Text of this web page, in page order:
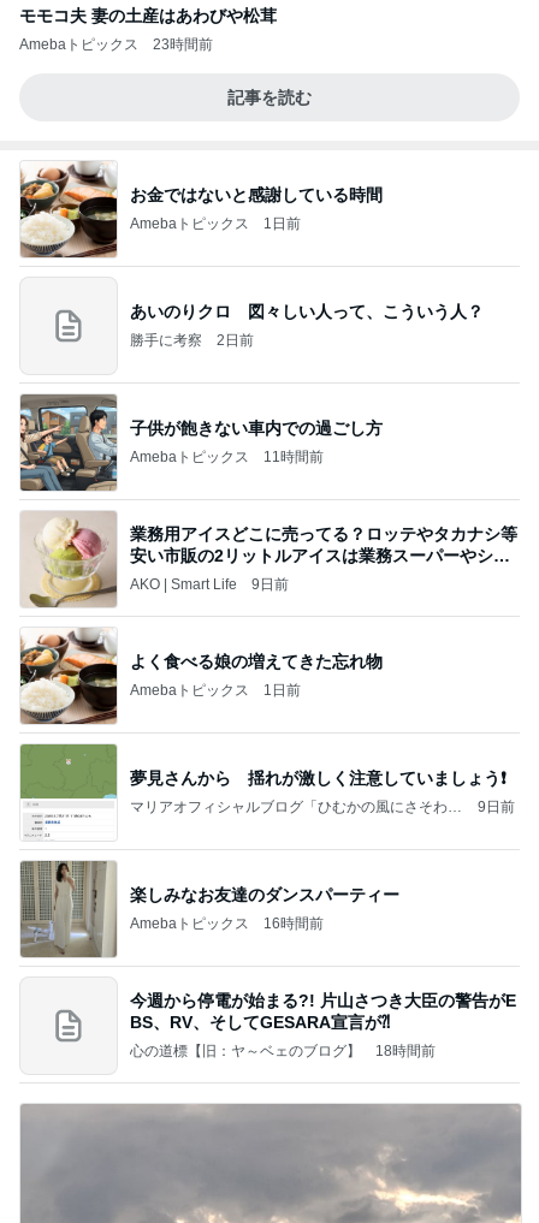
モモコ夫 妻の土産はあわびや松茸
Amebaトピックス 23時間前
記事を読む
お金ではないと感謝している時間
Amebaトピックス 1日前
あいのりクロ 図々しい人って、こういう人？
勝手に考察 2日前
子供が飽きない車内での過ごし方
Amebaトピックス 11時間前
業務用アイスどこに売ってる？ロッテやタカナシ等
安い市販の2リットルアイスは業務スーパーやシャ
トレ
AKO | Smart Life 9日前
よく食べる娘の増えてきた忘れ物
Amebaトピックス 1日前
夢見さんから 揺れが激しく注意していましょう❗️
マリアオフィシャルブログ「ひむかの風にさそわれ
9日前
楽しみなお友達のダンスパーティー
Amebaトピックス 16時間前
今週から停電が始まる?! 片山さつき大臣の警告がE
BS、RV、そしてGESARA宣言が⁈
心の道標【旧：ヤ～ベェのブログ】 18時間前